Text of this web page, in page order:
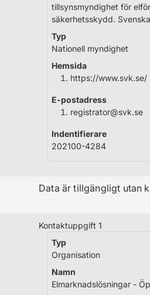
tillsynsmyndighet för
säkerhetsskydd.
Typ
Nationell myndighet
Hemsida
https://www.svk.se/
E-postadress
registrator@svk.se
Indentifierare
202100-4284
Data är tillgängligt utan
Kontaktuppgift 1
Typ
Organisation
Namn
Elmarknadslösningar -